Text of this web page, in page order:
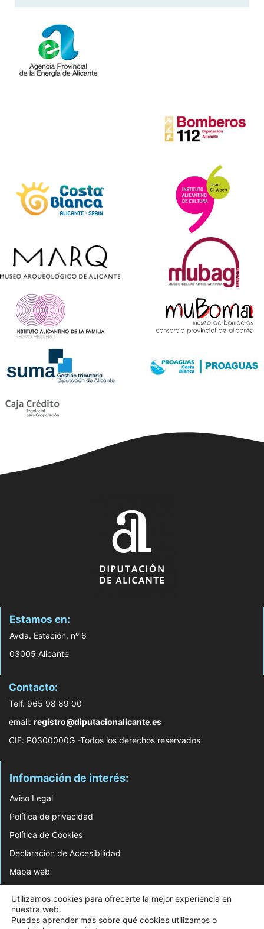
Estamos en:
Avda. Estación, nº 6
03005 Alicante
Contacto:
Telf. 965 98 89 00
email: registro@diputacionalicante.es
CIF: P0300000G -Todos los derechos reservados
Información de interés:
Aviso Legal
Política de privacidad
Política de Cookies
Declaración de Accesibilidad
Mapa web
© 2026 Web Desarrollada por el Servicio de Informática de Diputación de
Utilizamos cookies para ofrecerte la mejor experiencia en
nuestra web.
Puedes aprender más sobre qué cookies utilizamos o